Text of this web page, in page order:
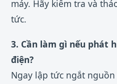
máy. Hãy kiểm tra và
tức.
3. Cần làm gì nếu phát
điện?
Ngay lập tức ngắt